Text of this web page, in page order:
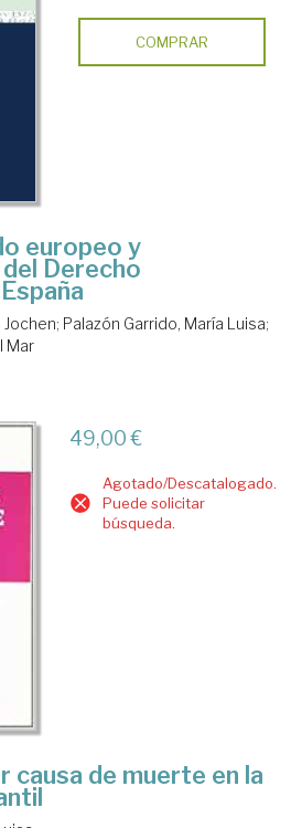
COMPRAR
europeo y
Derecho
Jochen; Palazón Garrido, María Luisa;
Mar
49,00 €
Agotado/Descatalogado.
Puede solicitar
búsqueda.
causa de muerte en la